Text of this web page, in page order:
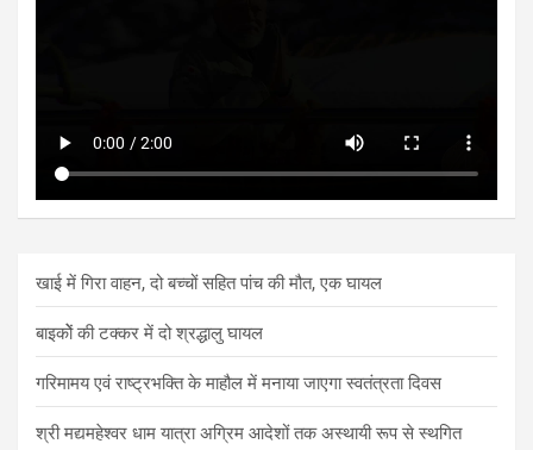
खाई में गिरा वाहन, दो बच्चों सहित पांच की मौत, एक घायल
बाइकोें की टक्कर में दो श्रद्धालु घायल
गरिमामय एवं राष्ट्रभक्ति के माहौल में मनाया जाएगा स्वतंत्रता दिवस
श्री मद्यमहेश्वर धाम यात्रा अग्रिम आदेशों तक अस्थायी रूप से स्थगित